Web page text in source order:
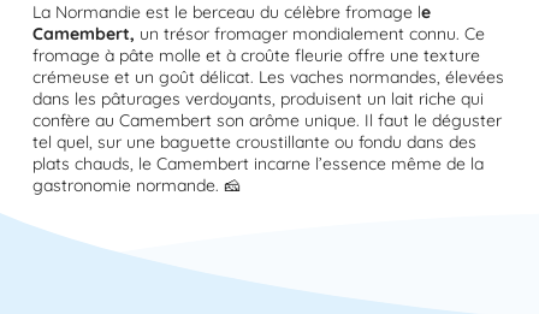
La Normandie est le berceau du célèbre fromage le
Camembert, un trésor fromager mondialement connu. Ce
fromage à pâte molle et à croûte fleurie offre une texture
crémeuse et un goût délicat. Les vaches normandes, élevées
dans les pâturages verdoyants, produisent un lait riche qui
confère au Camembert son arôme unique. Il faut le déguster
tel quel, sur une baguette croustillante ou fondu dans des
plats chauds, le Camembert incarne l’essence même de la
gastronomie normande. 🧀